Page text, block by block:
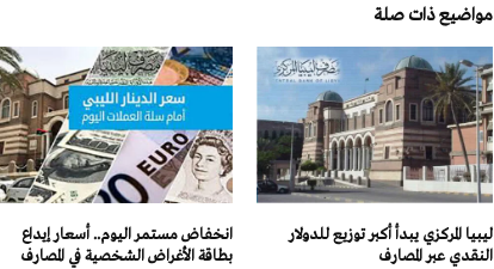
مواضيع ذات صلة
ليبيا المركزي يبدأ أكبر توزيع للدولار
النقدي عبر المصارف
انخفاض مستمر اليوم.. أسعار إيداع
بطاقة الأغراض الشخصية في المصارف